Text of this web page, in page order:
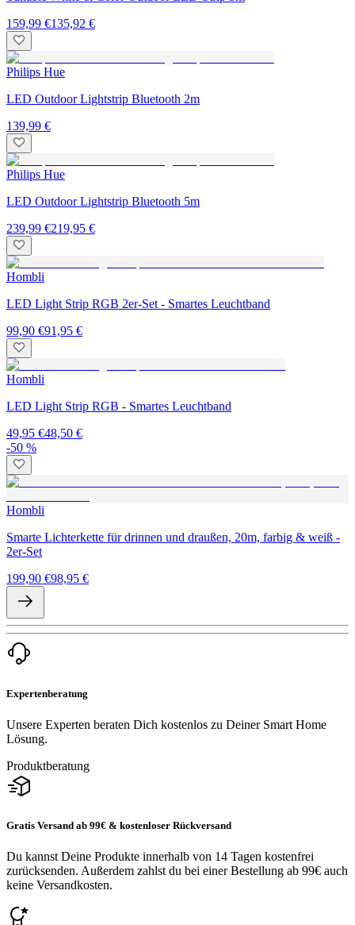
159,99 €135,92 €
Philips Hue
LED Outdoor Lightstrip Bluetooth 2m
139,99 €
Philips Hue
LED Outdoor Lightstrip Bluetooth 5m
239,99 €219,95 €
Hombli
LED Light Strip RGB 2er-Set - Smartes Leuchtband
99,90 €91,95 €
Hombli
LED Light Strip RGB - Smartes Leuchtband
49,95 €48,50 €
-50 %
Hombli
Smarte Lichterkette für drinnen und draußen, 20m, farbig & weiß -
2er-Set
199,90 €98,95 €
Expertenberatung
Unsere Experten beraten Dich kostenlos zu Deiner Smart Home
Lösung.
Produktberatung
Gratis Versand ab 99€ & kostenloser Rückversand
Du kannst Deine Produkte innerhalb von 14 Tagen kostenfrei
zurücksenden. Außerdem zahlst du bei einer Bestellung ab 99€ auch
keine Versandkosten.